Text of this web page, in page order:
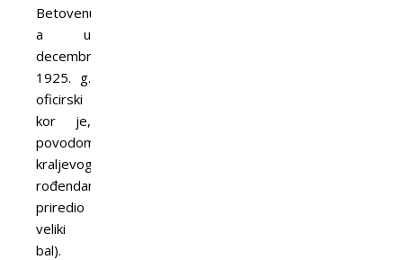
Betovenu,
a u
decembru
1925. g.
oficirski
kor je,
povodom
kraljevog
rođendana,
priredio
veliki
bal).